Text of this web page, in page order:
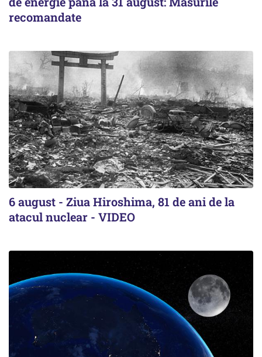
recomandate
6 august - Ziua Hiroshima, 81 de ani de la
atacul nuclear - VIDEO